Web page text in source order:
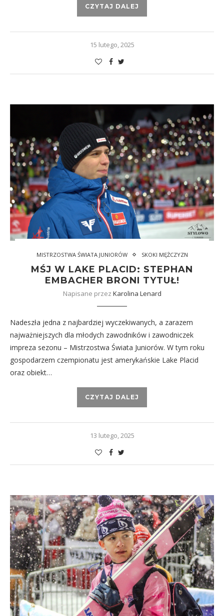
CZYTAJ DALEJ
15 lutego, 2025
MISTRZOSTWA ŚWIATA JUNIORÓW SKOKI MĘŻCZYZN
MŚJ W LAKE PLACID: STEPHAN
EMBACHER BRONI TYTUŁ!
Napisane przez Karolina Lenard
Nadeszła jedna z najbardziej wyczekiwanych, a zarazem
najważniejszych dla młodych zawodników i zawodniczek
impreza sezonu – Mistrzostwa Świata Juniorów. W tym roku
gospodarzem czempionatu jest amerykańskie Lake Placid
oraz obiekt…
CZYTAJ DALEJ
13 lutego, 2025